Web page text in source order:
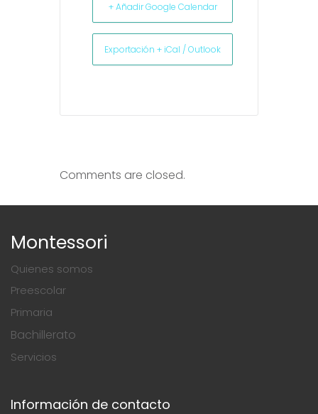
+ Añadir Google Calendar
Exportación + iCal / Outlook
Comments are closed.
Montessori
Quienes somos
Preescolar
Primaria
Bachillerato
Servicios
Información de contacto